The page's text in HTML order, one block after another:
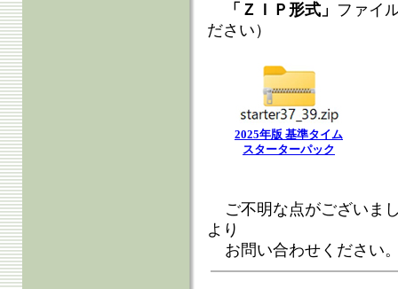
「ＺＩＰ形式」 ファイ
ださい）
2025年版 基準タイム
スターターパック
ご不明な点がございま
より
お問い合わせください